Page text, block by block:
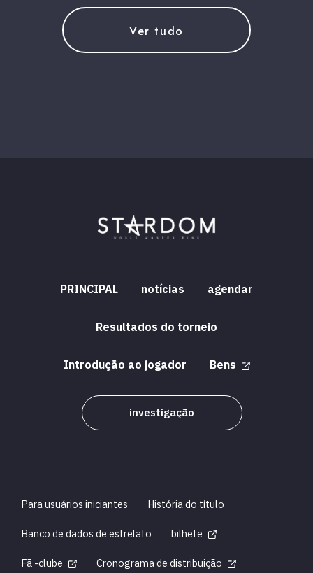
Ver tudo
PRINCIPAL notícias agendar
Resultados do torneio
Introdução ao jogador Bens
investigação
Para usuários iniciantes
História do título
Banco de dados de estrelato
bilhete
Fã -clube
Cronograma de distribuição